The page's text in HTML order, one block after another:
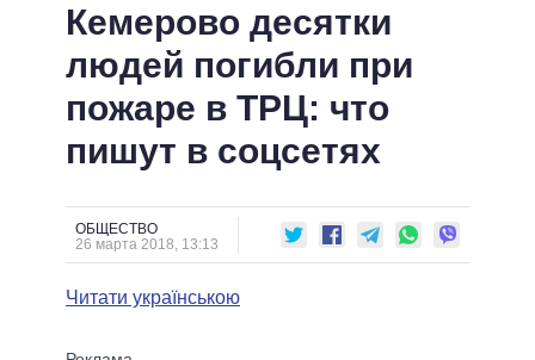
СОБЫТИЯ
СТАТЬИ
МНЕНИЯ
ОБЗОРЫ
ДАЙДЖЕСТЫ
ЭКОНОМИКА
ОБЩЕСТВО
ПОЛИТИКИ
ВСЕ ПОЛИТИКИ
ПРЕЗИДЕНТ И ОФИС
ВЕРХОВНАЯ РАДА
ГЛАВЫ ОБЛАДМИНИСТРАЦИЙ
МЭРЫ
ВСЕ ПЕРСОНЫ
ВИДЕО
СРАВНЕНИЕ ПОЛИТИКОВ
Кемерово десятки
людей погибли при
пожаре в ТРЦ: что
пишут в соцсетях
ОБЩЕСТВО
26 марта 2018, 13:13
Читати українською